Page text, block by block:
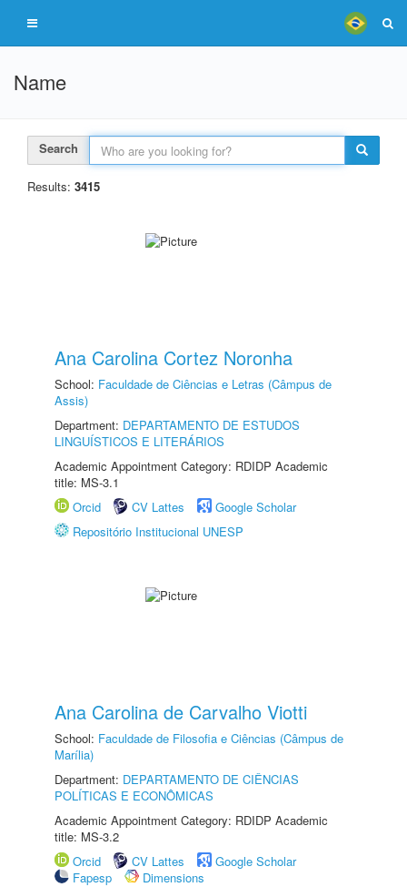
Name
Search
Results: 3415
Ana Carolina Cortez Noronha
School: Faculdade de Ciências e Letras (Câmpus de
Assis)
Department: DEPARTAMENTO DE ESTUDOS
LINGUÍSTICOS E LITERÁRIOS
Academic Appointment Category: RDIDP Academic
title: MS-3.1
Orcid
CV Lattes
Google Scholar
Repositório Institucional UNESP
Ana Carolina de Carvalho Viotti
School: Faculdade de Filosofia e Ciências (Câmpus de
Marília)
Department: DEPARTAMENTO DE CIÊNCIAS
POLÍTICAS E ECONÔMICAS
Academic Appointment Category: RDIDP Academic
title: MS-3.2
Orcid
CV Lattes
Google Scholar
Fapesp
Dimensions